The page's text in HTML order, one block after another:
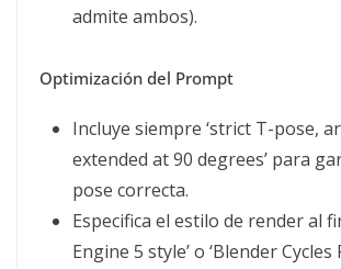
admite ambos).
Optimización del Prompt
Incluye siempre ‘strict T-pose,
extended at 90 degrees’ para
pose correcta.
Especifica el estilo de render al
Engine 5 style’ o ‘Blender Cycles